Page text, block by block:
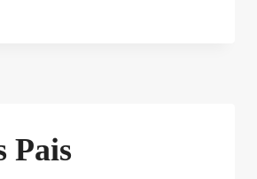
Pais